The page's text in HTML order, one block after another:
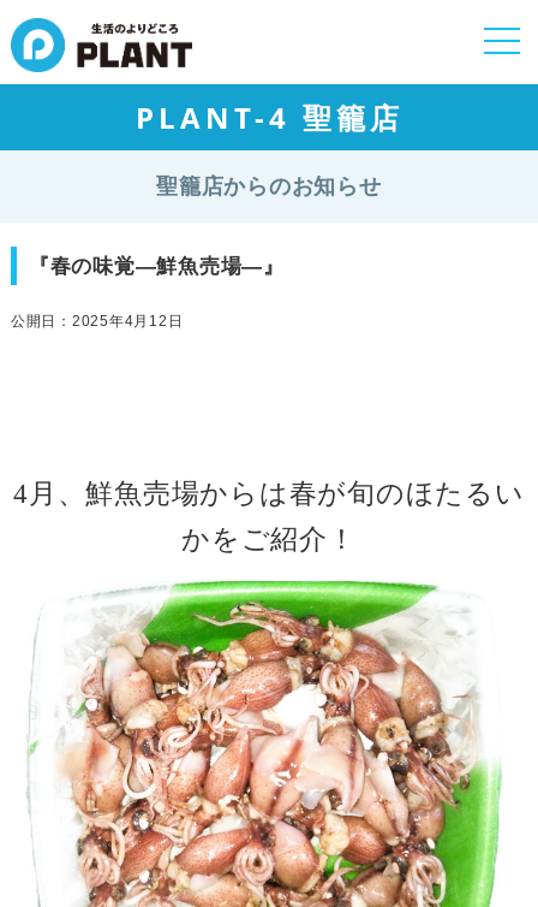
PLANT-4 聖籠店
聖籠店からのお知らせ
『春の味覚―鮮魚売場―』
公開日：2025年4月12日
4 月、鮮魚売場からは春が旬のほたるい
かをご紹介！